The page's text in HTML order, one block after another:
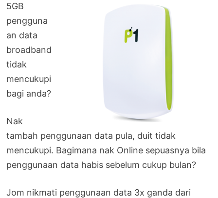
5GB
pengguna
an data
broadband
tidak
mencukupi
bagi anda?
Nak
tambah penggunaan data pula, duit tidak
mencukupi. Bagimana nak Online sepuasnya bila
penggunaan data habis sebelum cukup bulan?
Jom nikmati penggunaan data 3x ganda dari